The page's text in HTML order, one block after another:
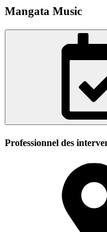
Mangata Music
Professionnel des